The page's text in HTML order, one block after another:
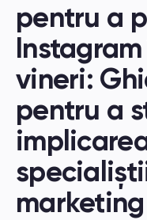
pentru a
vineri:
pentru a
marketing